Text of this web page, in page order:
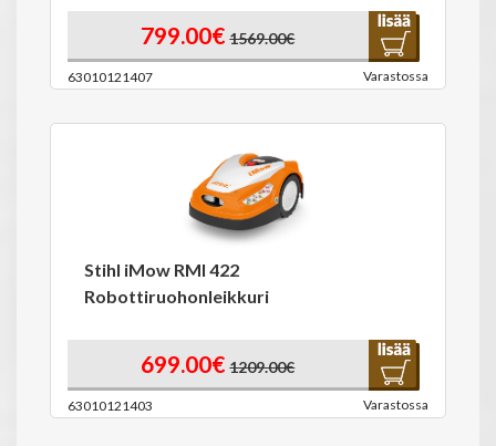
799.00€ 1569.00€
63010121407 Varastossa
Stihl iMow RMI 422
Robottiruohonleikkuri
699.00€ 1209.00€
63010121403 Varastossa